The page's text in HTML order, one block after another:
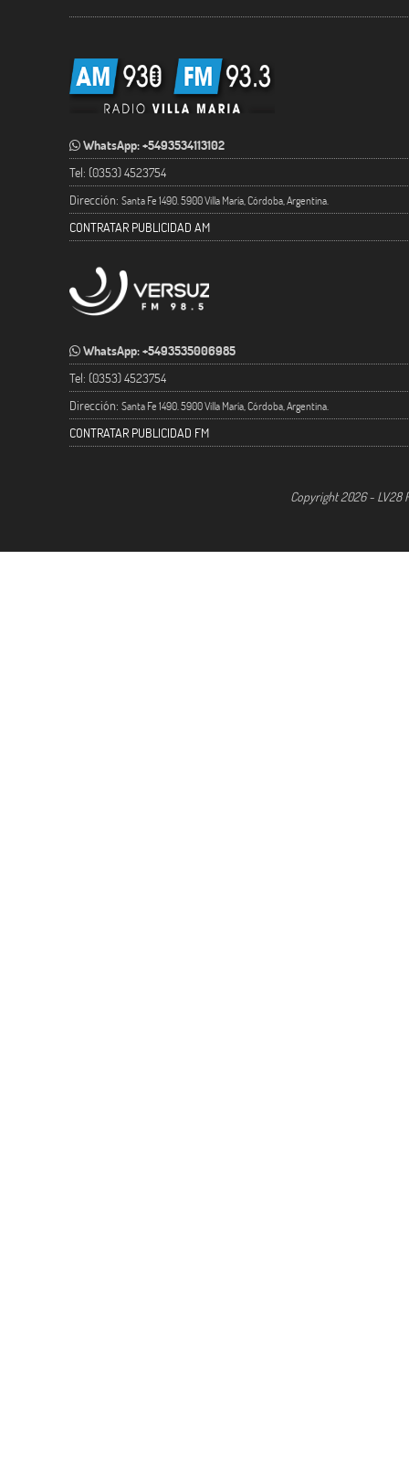
WhatsApp: +5493534113102
Tel: (0353) 4523754
Dirección: Santa Fe 1490. 5900 Villa María, Córdoba, Argentina.
CONTRATAR PUBLICIDAD AM
WhatsApp: +5493535006985
Tel: (0353) 4523754
Dirección: Santa Fe 1490. 5900 Villa María, Córdoba, Argentina.
CONTRATAR PUBLICIDAD FM
Copyright 2026 - LV28